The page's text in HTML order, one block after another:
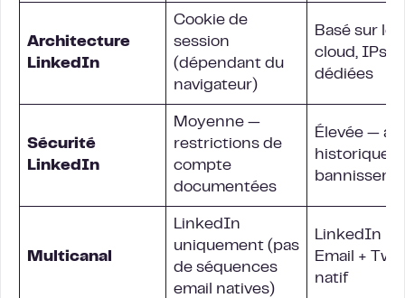
Architecture
LinkedIn
Cookie de
session
(dépendant du
navigateur)
Basé sur le
cloud, IPs
dédiées
Sécurité
LinkedIn
Moyenne —
restrictions de
compte
documentées
Élevée —
historique
Multicanal
LinkedIn
uniquement (pas
de séquences
email natives)
LinkedIn +
Email +
natif